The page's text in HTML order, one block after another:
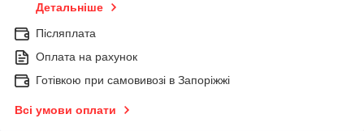
Детальніше
Післяплата
Оплата на рахунок
Готівкою при самовивозі в Запоріжжі
Всі умови оплати